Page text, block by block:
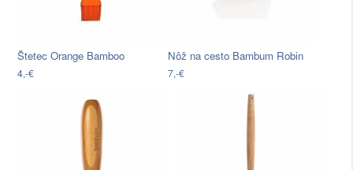
Štetec Orange Bamboo
4,-€
Nôž na cesto Bambum Robin
7,-€